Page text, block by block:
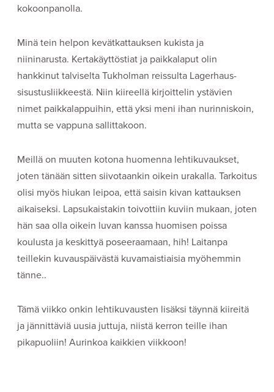
kokoonpanolla.
Minä tein helpon kevätkattauksen kukista ja
niininarusta. Kertakäyttöstiat ja paikkalaput olin
hankkinut talviselta Tukholman reissulta Lagerhaus-
sisustusliikkeestä. Niin kiireellä kirjoittelin ystävien
nimet paikkalappuihin, että yksi meni ihan nurinniskoin,
mutta se vappuna sallittakoon.
Meillä on muuten kotona huomenna lehtikuvaukset,
joten tänään sitten siivotaankin oikein urakalla. Tarkoitus
olisi myös hiukan leipoa, että saisin kivan kattauksen
aikaiseksi. Lapsukaistakin toivottiin kuviin mukaan, joten
hän saa olla oikein luvan kanssa huomisen poissa
koulusta ja keskittyä poseeraamaan, hih! Laitanpa
teillekin kuvauspäivästä kuvamaistiaisia myöhemmin
tänne..
Tämä viikko onkin lehtikuvausten lisäksi täynnä kiireitä
ja jännittäviä uusia juttuja, niistä kerron teille ihan
pikapuoliin! Aurinkoa kaikkien viikkoon!